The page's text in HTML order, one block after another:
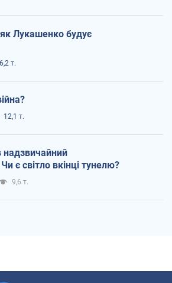
як Лукашенко будує
т.
12,1 т.
надзвичайний
є світло вкінці тунелю?
9,6 т.